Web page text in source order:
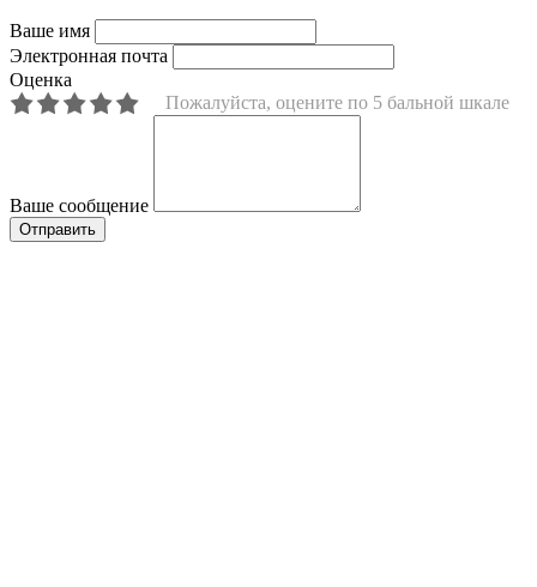
Ваше имя
Электронная почта
Оценка
Пожалуйста, оцените по 5 бальной шкале
Ваше сообщение